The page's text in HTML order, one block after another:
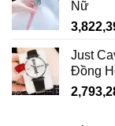
Nữ
Just
Đồng